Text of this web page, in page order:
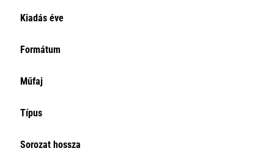
Kiadás éve
Formátum
Műfaj
Típus
Sorozat hossza